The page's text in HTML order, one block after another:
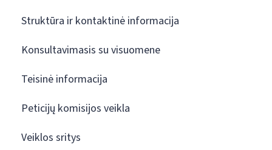
Struktūra ir kontaktinė informacija
Konsultavimasis su visuomene
Teisinė informacija
Peticijų komisijos veikla
Veiklos sritys